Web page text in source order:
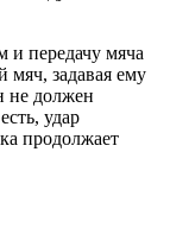
и передачу мяча
мяч, задавая ему
не должен
удар
продолжает